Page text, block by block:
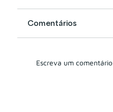
Comentários
Escreva um comentário